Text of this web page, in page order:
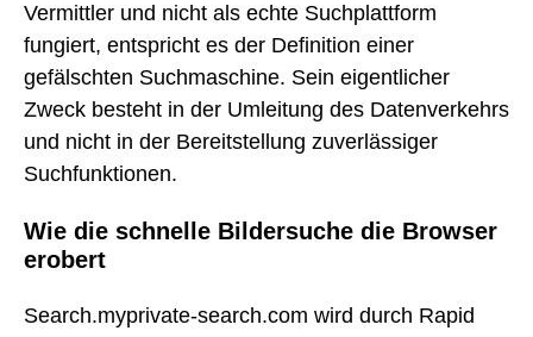
Vermittler und nicht als echte Suchplattform
fungiert, entspricht es der Definition einer
gefälschten Suchmaschine. Sein eigentlicher
Zweck besteht in der Umleitung des Datenverkehrs
und nicht in der Bereitstellung zuverlässiger
Suchfunktionen.
Wie die schnelle Bildersuche die Browser
erobert
Search.myprivate-search.com wird durch Rapid